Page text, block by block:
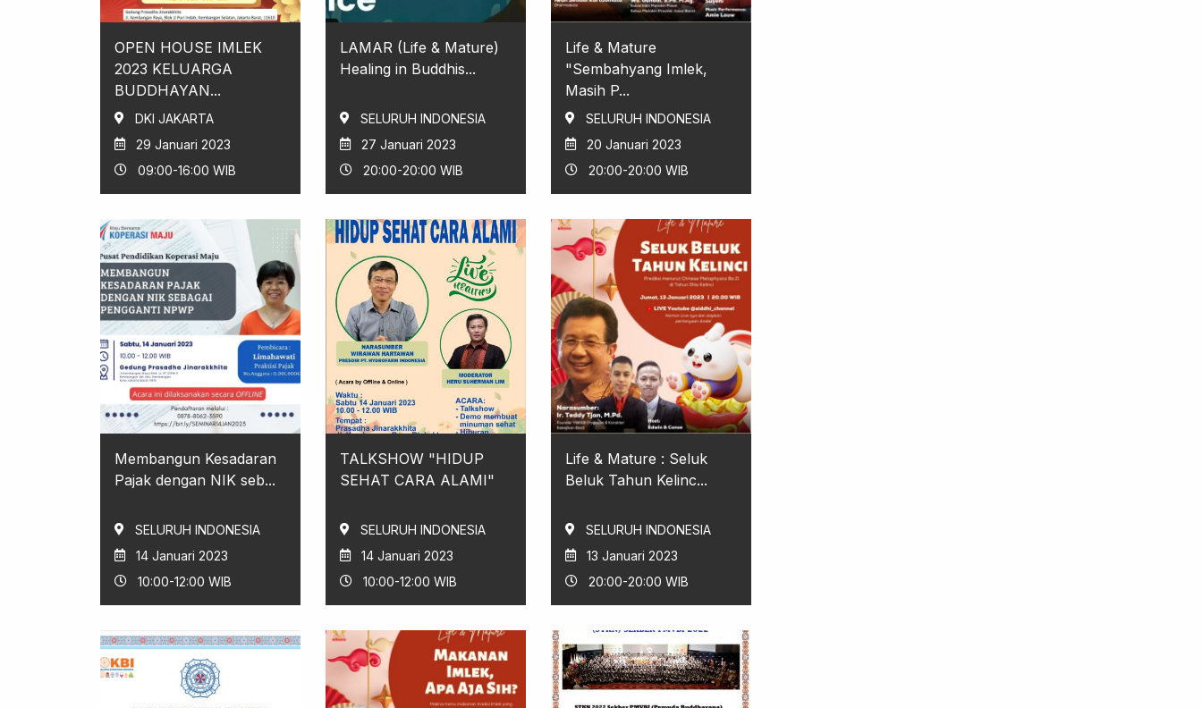
OPEN HOUSE IMLEK
2023 KELUARGA
BUDDHAYAN...
DKI JAKARTA
29 Januari 2023
09:00-16:00 WIB
LAMAR (Life & Mature)
Healing in Buddhis...
SELURUH INDONESIA
27 Januari 2023
20:00-20:00 WIB
Life & Mature
"Sembahyang Imlek,
Masih P...
SELURUH INDONESIA
20 Januari 2023
20:00-20:00 WIB
Membangun Kesadaran
Pajak dengan NIK seb...
SELURUH INDONESIA
14 Januari 2023
10:00-12:00 WIB
TALKSHOW "HIDUP
SEHAT CARA ALAMI"
SELURUH INDONESIA
14 Januari 2023
10:00-12:00 WIB
Life & Mature : Seluk
Beluk Tahun Kelinc...
SELURUH INDONESIA
13 Januari 2023
20:00-20:00 WIB